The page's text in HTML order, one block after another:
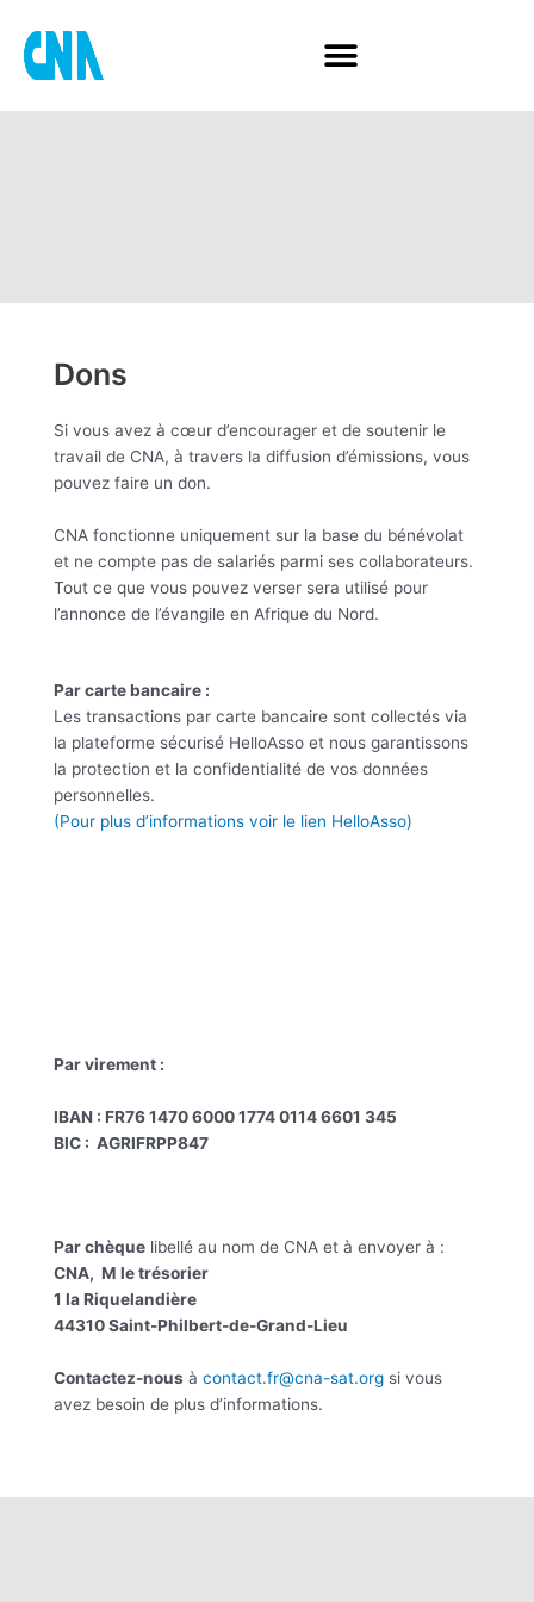
contenu
Dons
Si vous avez à cœur d’encourager et de soutenir le
travail de CNA, à travers la diffusion d’émissions, vous
pouvez faire un don.
CNA fonctionne uniquement sur la base du bénévolat
et ne compte pas de salariés parmi ses collaborateurs.
Tout ce que vous pouvez verser sera utilisé pour
l’annonce de l’évangile en Afrique du Nord.
Par carte bancaire :
Les transactions par carte bancaire sont collectés via
la plateforme sécurisé HelloAsso et nous garantissons
la protection et la confidentialité de vos données
personnelles.
(Pour plus d’informations voir le lien HelloAsso)
Par virement :
IBAN : FR76 1470 6000 1774 0114 6601 345
BIC : AGRIFRPP847
Par chèquelibellé au nom de CNA et à envoyer à :
CNA, M le trésorier
1 la Riquelandière
44310 Saint-Philbert-de-Grand-Lieu
Contactez-nousà contact.fr@cna-sat.orgsi vous
avez besoin de plus d’informations.